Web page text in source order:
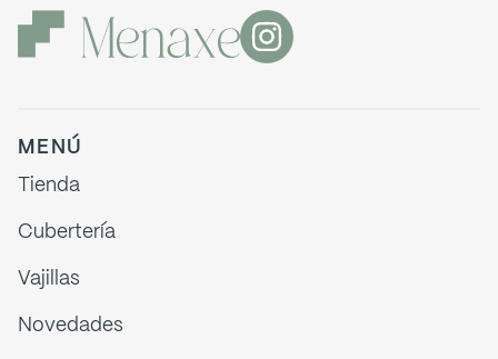
MENÚ
Tienda
Cubertería
Vajillas
Novedades